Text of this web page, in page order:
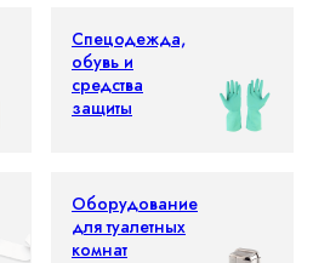
Спецодежда,
обувь и
средства
защиты
Оборудование
для туалетных
комнат